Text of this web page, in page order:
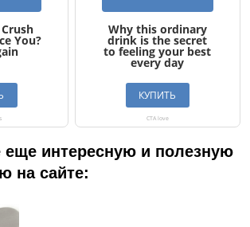
еще интересную и полезную
на сайте: